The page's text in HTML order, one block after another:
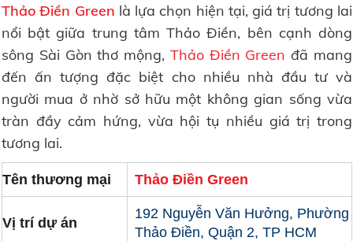
Thảo Điền Green là lựa chọn hiện tại, giá trị tương lai
nổi bật giữa trung tâm Thảo Điền, bên cạnh dòng
sông Sài Gòn thơ mộng, Thảo Điền Green đã mang
đến ấn tượng đặc biệt cho nhiều nhà đầu tư và
người mua ở nhờ sở hữu một không gian sống vừa
tràn đầy cảm hứng, vừa hội tụ nhiều giá trị trong
tương lai.
Tên thương mại Thảo Điền Green
Vị trí dự án
192 Nguyễn Văn Hưởng, Phường
Thảo Điền, Quận 2, TP HCM